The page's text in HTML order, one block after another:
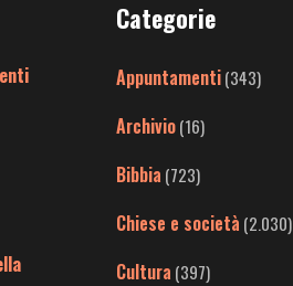
Categorie
Appuntamenti(343)
Archivio(16)
Bibbia (723)
Chiese e società (2.030)
Cultura (397)